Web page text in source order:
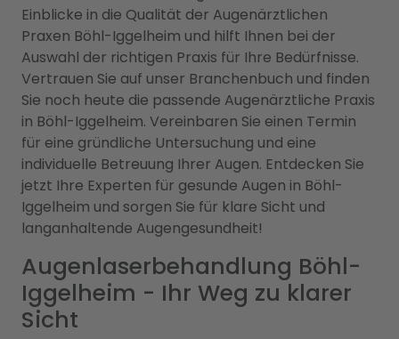
Einblicke in die Qualität der Augenärztlichen
Praxen Böhl-Iggelheim und hilft Ihnen bei der
Auswahl der richtigen Praxis für Ihre Bedürfnisse.
Vertrauen Sie auf unser Branchenbuch und finden
Sie noch heute die passende Augenärztliche Praxis
in Böhl-Iggelheim. Vereinbaren Sie einen Termin
für eine gründliche Untersuchung und eine
individuelle Betreuung Ihrer Augen. Entdecken Sie
jetzt Ihre Experten für gesunde Augen in Böhl-
Iggelheim und sorgen Sie für klare Sicht und
langanhaltende Augengesundheit!
Augenlaserbehandlung Böhl-
Iggelheim - Ihr Weg zu klarer
Sicht